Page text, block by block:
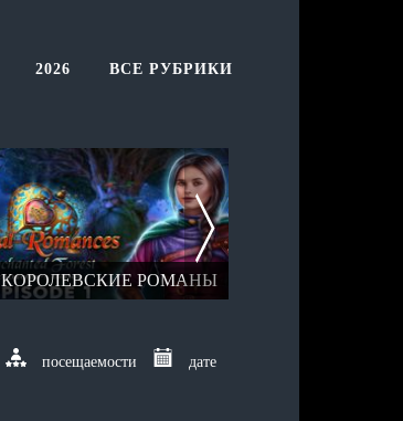
КОРОЛЕВСКИЕ РОМАНЫ
дате
посещаемости
2026 ВСЕ РУБРИКИ